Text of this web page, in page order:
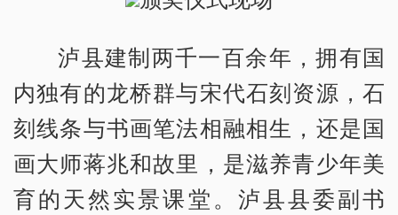
泸县建制两千一百余年，拥有国
内独有的龙桥群与宋代石刻资源，石
刻线条与书画笔法相融相生，还是国
画大师蒋兆和故里，是滋养青少年美
育的天然实景课堂。泸县县委副书